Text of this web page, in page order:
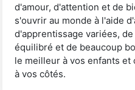
d'amour, d'attention et de
s'ouvrir au monde à l'aide
d'apprentissage variées,
équilibré et de beaucoup
le meilleur à vos enfants
à vos côtés.